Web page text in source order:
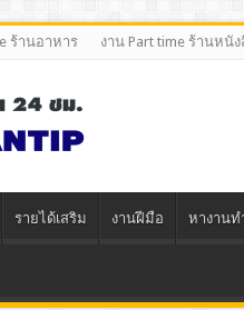
ร้านอาหาร งาน Part time ร้านหนัง
รายได้เสริม งานฝีมือ หางาน